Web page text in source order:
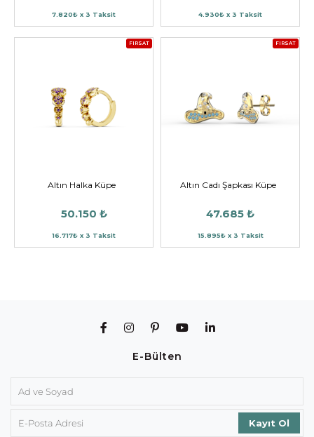
7.820₺ x 3 Taksit 4.930₺ x 3 Taksit
FIRSAT
Altın Halka Küpe
50.150 ₺
16.717₺ x 3 Taksit
FIRSAT
Altın Cadı Şapkası Küpe
47.685 ₺
15.895₺ x 3 Taksit
E-Bülten